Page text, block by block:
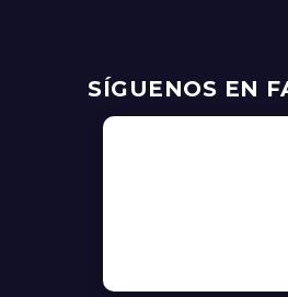
SÍGUENOS EN